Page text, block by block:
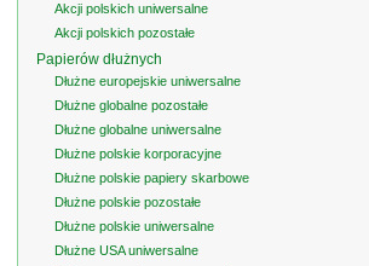
Akcji polskich uniwersalne
Akcji polskich pozostałe
Papierów dłużnych
Dłużne europejskie uniwersalne
Dłużne globalne pozostałe
Dłużne globalne uniwersalne
Dłużne polskie korporacyjne
Dłużne polskie papiery skarbowe
Dłużne polskie pozostałe
Dłużne polskie uniwersalne
Dłużne USA uniwersalne